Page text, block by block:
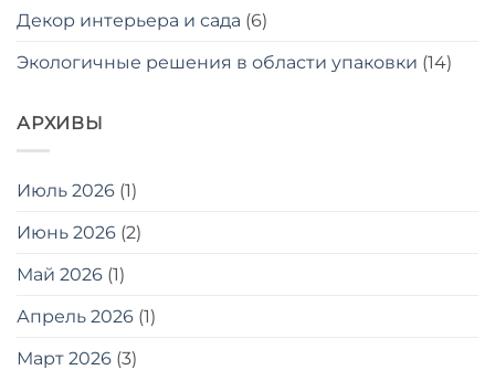
Декор интерьера и сада (6)
Экологичные решения в области упаковки (14)
АРХИВЫ
Июль 2026 (1)
Июнь 2026 (2)
Май 2026 (1)
Апрель 2026 (1)
Март 2026 (3)